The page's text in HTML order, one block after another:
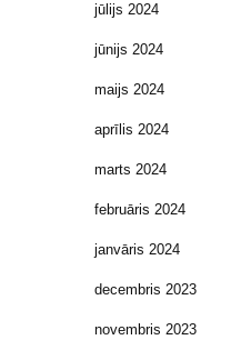
jūlijs 2024
jūnijs 2024
maijs 2024
aprīlis 2024
marts 2024
februāris 2024
janvāris 2024
decembris 2023
novembris 2023